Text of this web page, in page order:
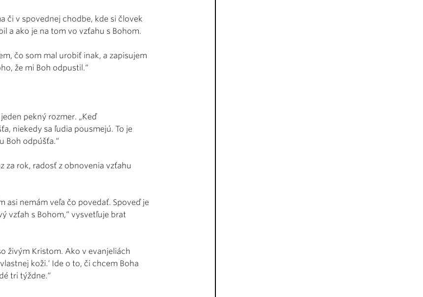
či v spovednej chodbe, kde si človek
a ako je na tom vo vzťahu s Bohom.
čo som mal urobiť inak, a zapisujem
že mi Boh odpustil.“
pekný rozmer. „Keď
niekedy sa ľudia pousmejú. To je
Boh odpúšťa.“
za rok, radosť z obnovenia vzťahu
asi nemám veľa čo povedať. Spoveď je
vzťah s Bohom,“ vysvetľuje brat
živým Kristom. Ako v evanjeliách
koži.‘ Ide o to, či chcem Boha
tri týždne.“